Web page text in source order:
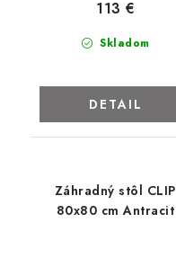
Skladom
113 €
DETAIL
Záhradný stôl CLIP
80x80 cm Antracit